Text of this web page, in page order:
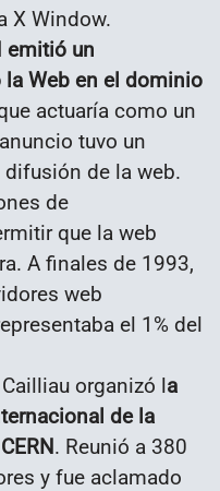
X Window.
emitió un
Web en el dominio
actuaría como un
tuvo un
de la web.
de
que la web
A finales de 1993,
web
el 1% del
organizó la
de la
. Reunió a 380
y fue aclamado